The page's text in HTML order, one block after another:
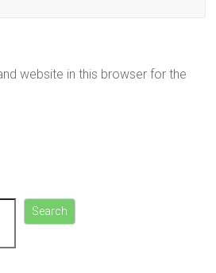
website in this browser for the
Search